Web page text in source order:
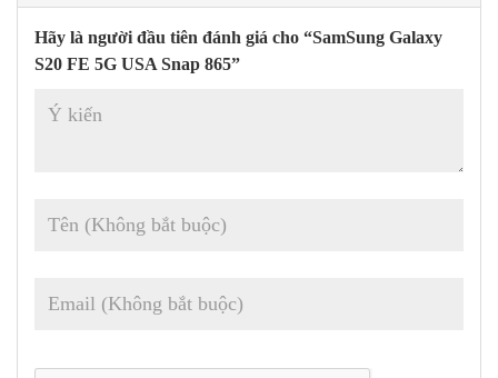
Sự kết hợp giữa ống kính zoom quang học 3X và thu phóng siêu
hình ảnh.
không làm bạn thất vọng khi cho khả năng chụp đêm ấn tượng với
Hãy là người đầu tiên đánh giá cho “SamSung Galaxy
S20 FE 5G USA Snap 865”